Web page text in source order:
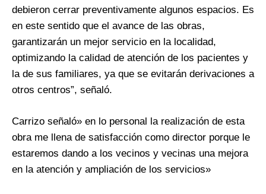
debieron cerrar preventivamente algunos espacios. Es
en este sentido que el avance de las obras,
garantizarán un mejor servicio en la localidad,
optimizando la calidad de atención de los pacientes y
la de sus familiares, ya que se evitarán derivaciones a
otros centros”, señaló.
Carrizo señaló» en lo personal la realización de esta
obra me llena de satisfacción como director porque le
estaremos dando a los vecinos y vecinas una mejora
en la atención y ampliación de los servicios»